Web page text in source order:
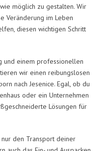
möglich zu gestalten. Wir
Veränderung im Leben
diesen wichtigen Schritt
und einem professionellen
wir einen reibungslosen
nach Jesenice. Egal, ob du
oder ein Unternehmen
Lösungen für
nur den Transport deiner